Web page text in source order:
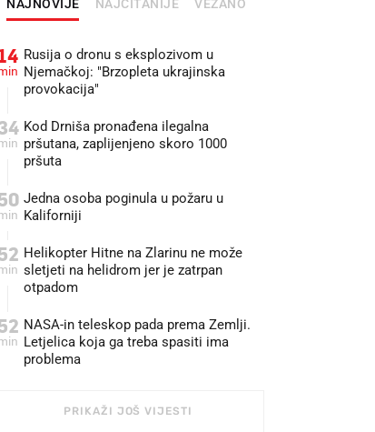
NAJNOVIJE NAJČITANIJE VEZANO
Rusija o dronu s eksplozivom u
Njemačkoj: "Brzopleta ukrajinska
provokacija"
Kod Drniša pronađena ilegalna
pršutana, zaplijenjeno skoro 1000
pršuta
Jedna osoba poginula u požaru u
Kaliforniji
Helikopter Hitne na Zlarinu ne može
sletjeti na helidrom jer je zatrpan
otpadom
NASA-in teleskop pada prema Zemlji.
Letjelica koja ga treba spasiti ima
problema
PRIKAŽI JOŠ VIJESTI